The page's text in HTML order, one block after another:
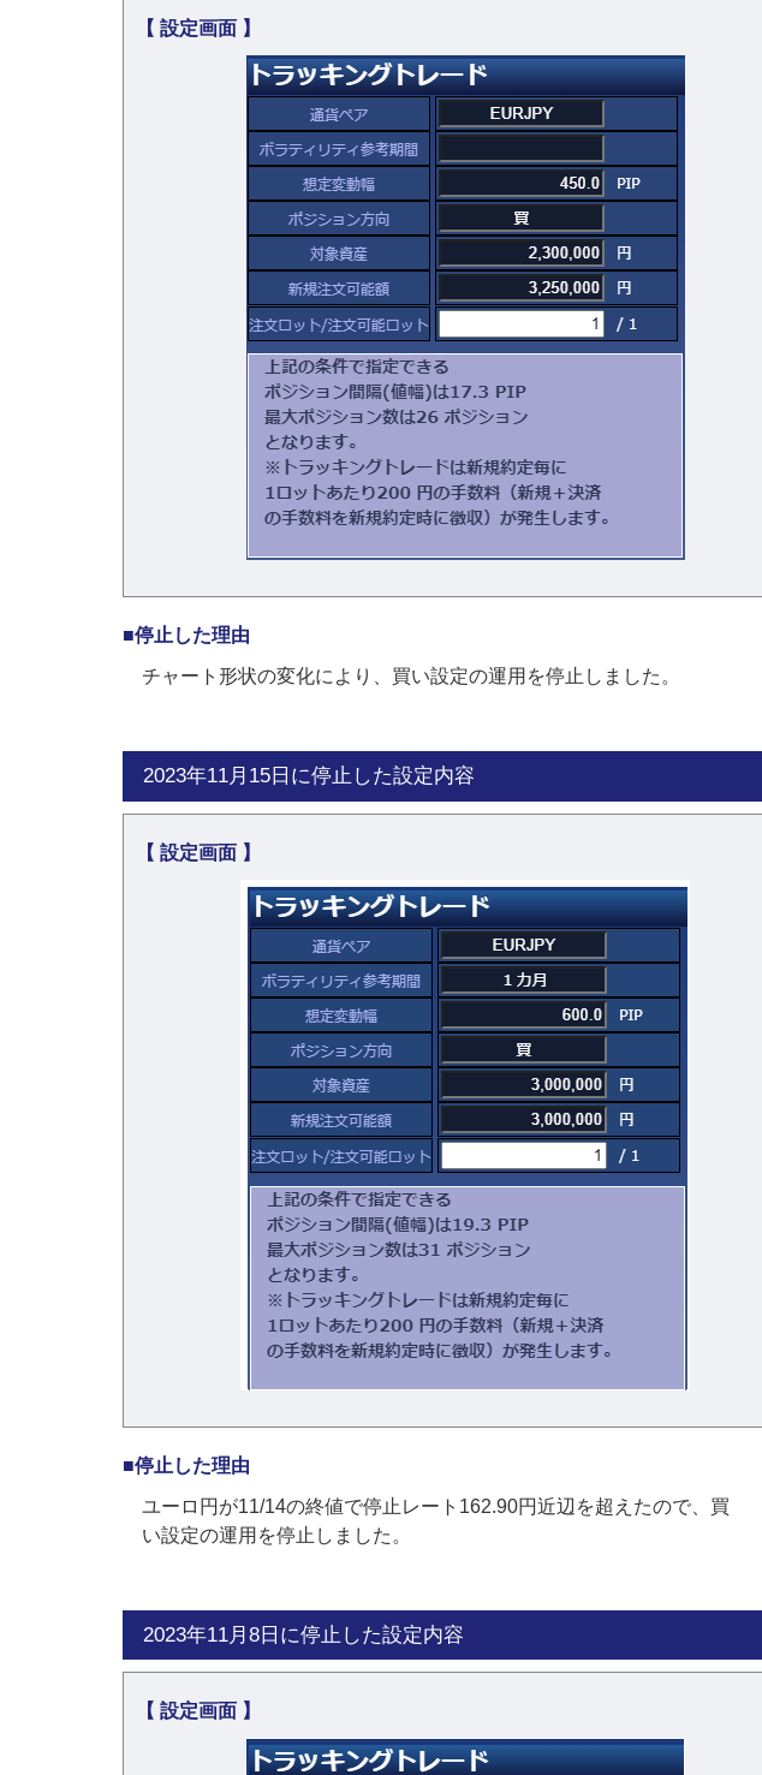
【 設定画面 】
■停止した理由
チャート形状の変化により、買い設定の運用を停止しました。
2023年11月15日に停止した設定内容
【 設定画面 】
■停止した理由
ユーロ円が11/14の終値で停止レート162.90円近辺を超えたので、買
い設定の運用を停止しました。
2023年11月8日に停止した設定内容
【 設定画面 】